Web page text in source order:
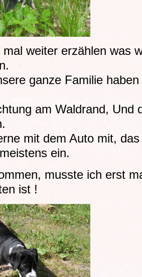
weiter erzählen was
ganze Familie
am Waldrand, Und
mit dem Auto mit,
ein.
musste ich erst
ist !